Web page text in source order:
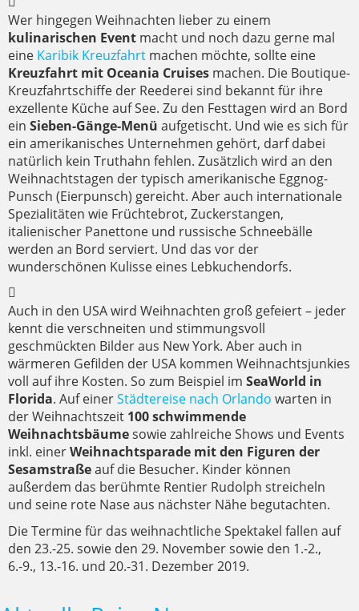
Wer hingegen Weihnachten lieber zu einem
kulinarischen Event macht und noch dazu gerne mal
eine Karibik Kreuzfahrt machen möchte, sollte eine
Kreuzfahrt mit Oceania Cruises machen. Die Boutique-
Kreuzfahrtschiffe der Reederei sind bekannt für ihre
exzellente Küche auf See. Zu den Festtagen wird an Bord
ein Sieben-Gänge-Menü aufgetischt. Und wie es sich für
ein amerikanisches Unternehmen gehört, darf dabei
natürlich kein Truthahn fehlen. Zusätzlich wird an den
Weihnachtstagen der typisch amerikanische Eggnog-
Punsch (Eierpunsch) gereicht. Aber auch internationale
Spezialitäten wie Früchtebrot, Zuckerstangen,
italienischer Panettone und russische Schneebälle
werden an Bord serviert. Und das vor der
wunderschönen Kulisse eines Lebkuchendorfs.
Auch in den USA wird Weihnachten groß gefeiert – jeder
kennt die verschneiten und stimmungsvoll
geschmückten Bilder aus New York. Aber auch in
wärmeren Gefilden der USA kommen Weihnachtsjunkies
voll auf ihre Kosten. So zum Beispiel im SeaWorld in
Florida. Auf einerStädtereise nach Orlando warten in
der Weihnachtszeit 100 schwimmende
Weihnachtsbäumesowie zahlreiche Shows und Events
inkl. einerWeihnachtsparade mit den Figuren der
Sesamstraßeauf die Besucher. Kinder können
außerdem das berühmte Rentier Rudolph streicheln
und seine rote Nase aus nächster Nähe begutachten.
Die Termine für das weihnachtliche Spektakel fallen auf
den 23.-25. sowie den 29. November sowie den 1.-2.,
6.-9., 13.-16. und 20.-31. Dezember 2019.